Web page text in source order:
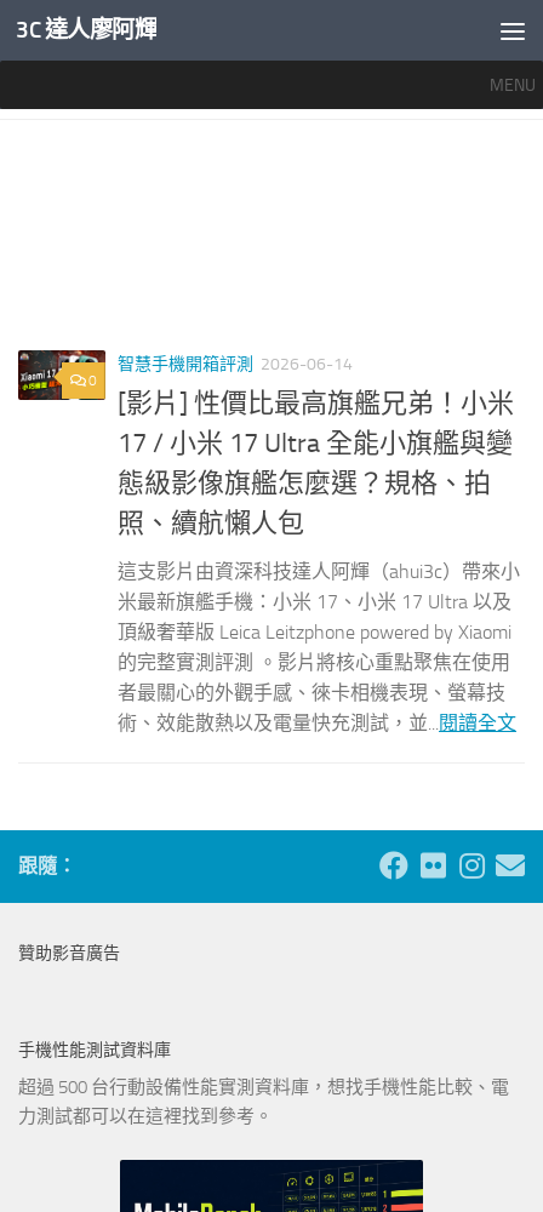
內文下方
3C 達人廖阿輝
MENU
0
智慧手機開箱評測 2026-06-14
[影片] 性價比最高旗艦兄弟！小米
17 / 小米 17 Ultra 全能小旗艦與變
態級影像旗艦怎麼選？規格、拍
照、續航懶人包
這支影片由資深科技達人阿輝（ahui3c）帶來小
米最新旗艦手機：小米 17、小米 17 Ultra 以及
頂級奢華版 Leica Leitzphone powered by Xiaomi
的完整實測評測 。影片將核心重點聚焦在使用
者最關心的外觀手感、徠卡相機表現、螢幕技
術、效能散熱以及電量快充測試，並...閱讀全文
跟隨：
贊助影音廣告
手機性能測試資料庫
超過 500 台行動設備性能實測資料庫，想找手機性能比較、電
力測試都可以在這裡找到參考。